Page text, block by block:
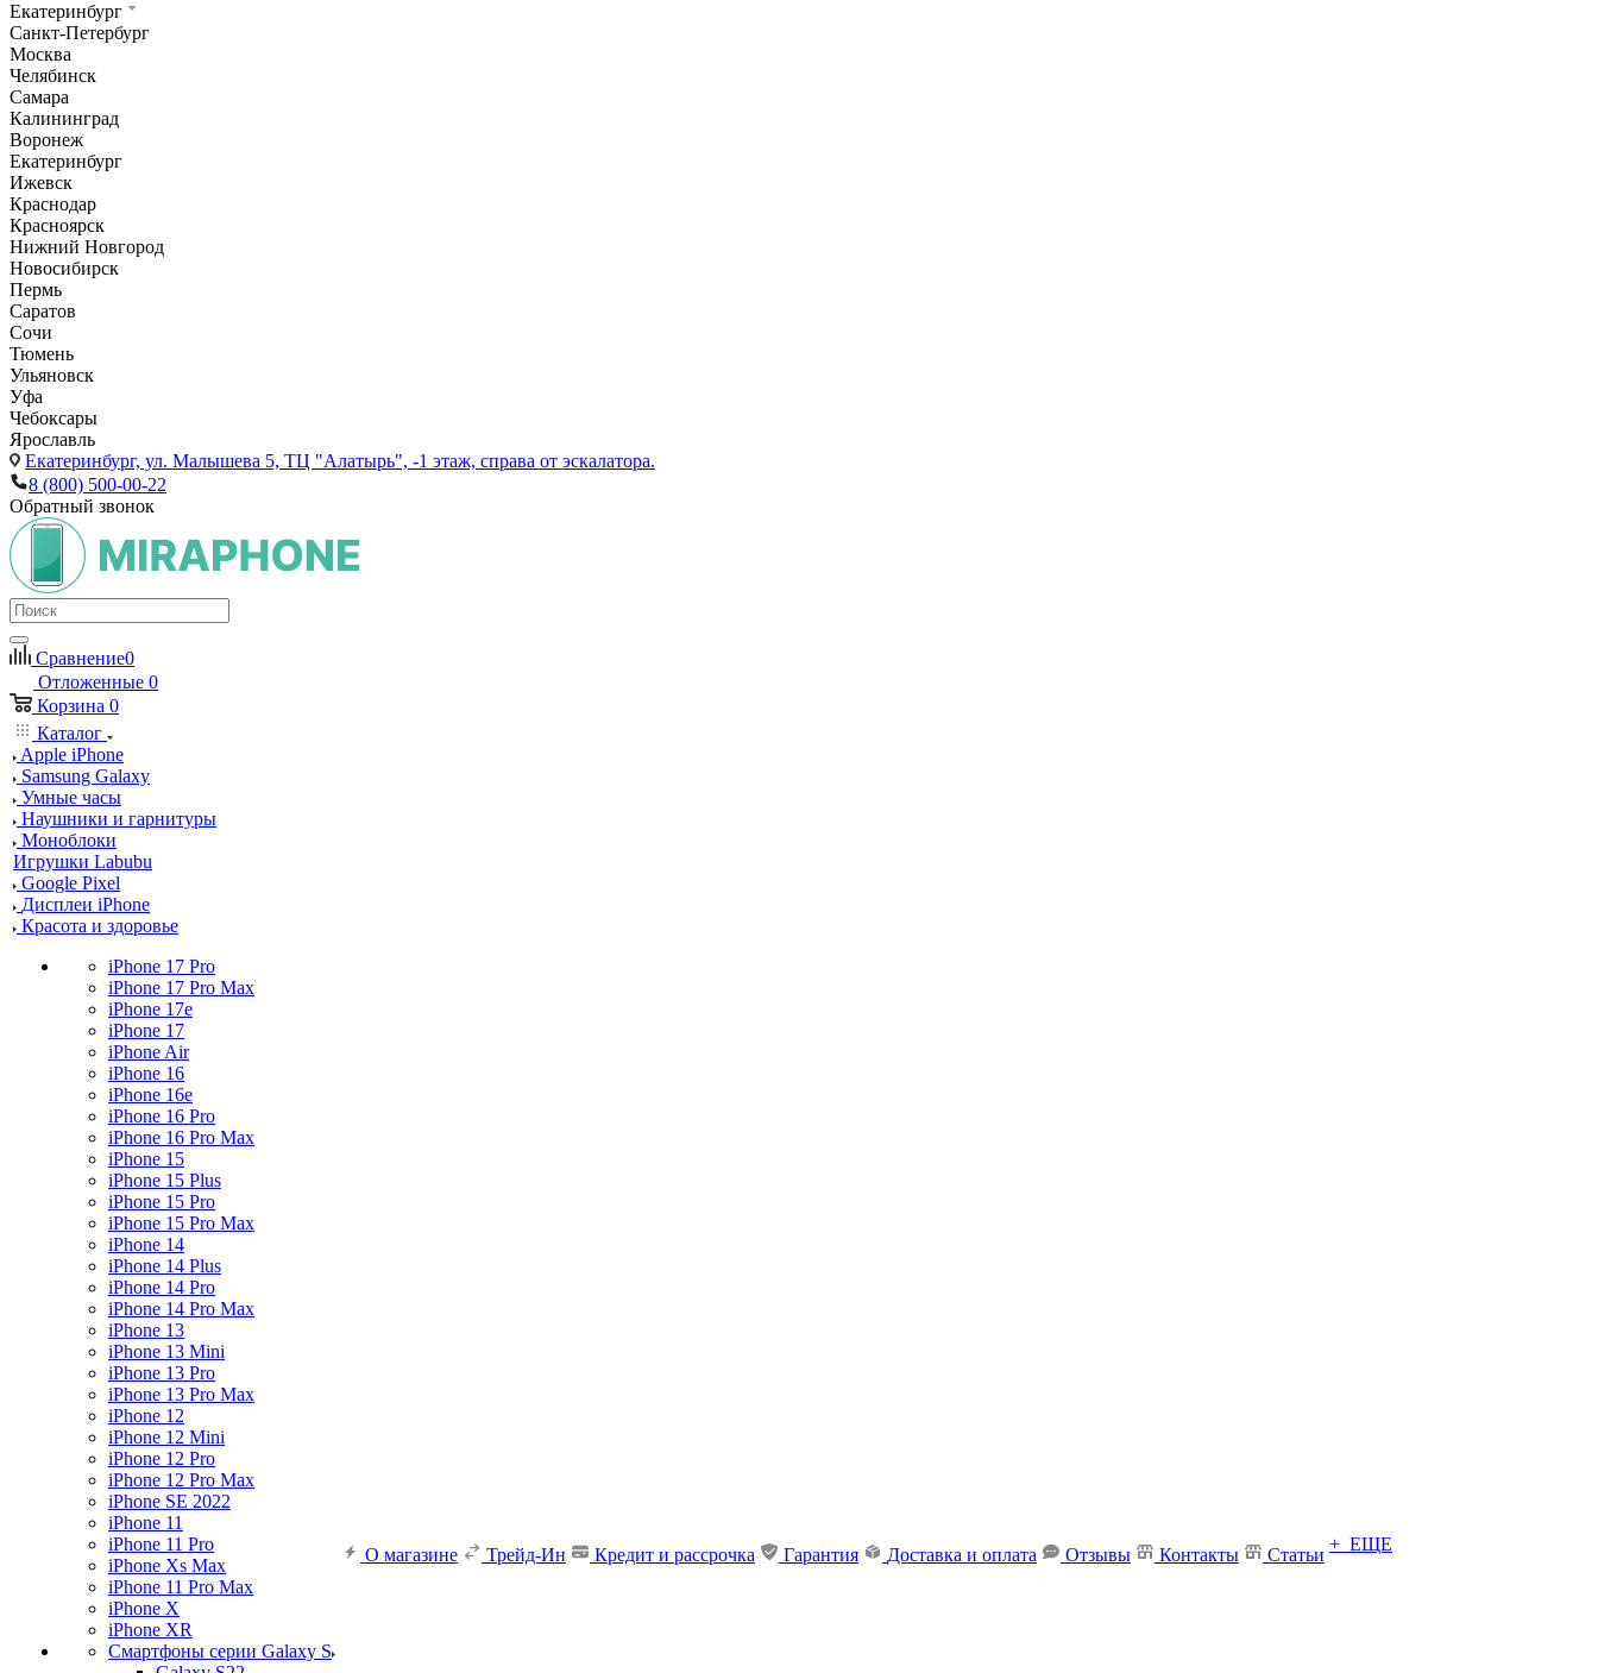
Екатеринбург
Санкт-Петербург
Москва
Челябинск
Самара
Калининград
Воронеж
Екатеринбург
Ижевск
Краснодар
Красноярск
Нижний Новгород
Новосибирск
Пермь
Саратов
Сочи
Тюмень
Ульяновск
Уфа
Чебоксары
Ярославль
Екатеринбург, ул. Малышева 5, ТЦ "Алатырь", -1 этаж, справа от эскалатора.
8 (800) 500-00-22
Обратный звонок
Сравнение0
Отложенные 0
Корзина 0
Каталог
Apple iPhone
Samsung Galaxy
Умные часы
Наушники и гарнитуры
Моноблоки
Игрушки Labubu
Google Pixel
Дисплеи iPhone
Красота и здоровье
iPhone 17 Pro
iPhone 17 Pro Max
iPhone 17e
iPhone 17
iPhone Air
iPhone 16
iPhone 16e
iPhone 16 Pro
iPhone 16 Pro Max
iPhone 15
iPhone 15 Plus
iPhone 15 Pro
iPhone 15 Pro Max
iPhone 14
iPhone 14 Plus
iPhone 14 Pro
iPhone 14 Pro Max
iPhone 13
iPhone 13 Mini
iPhone 13 Pro
iPhone 13 Pro Max
iPhone 12
iPhone 12 Mini
iPhone 12 Pro
iPhone 12 Pro Max
iPhone SE 2022
iPhone 11
iPhone 11 Pro
iPhone Xs Max
iPhone 11 Pro Max
iPhone X
iPhone XR
Смартфоны серии Galaxy S
О магазине Трейд-Ин Кредит и рассрочка Гарантия Доставка и оплата Отзывы Контакты Статьи
+ ЕЩЕ